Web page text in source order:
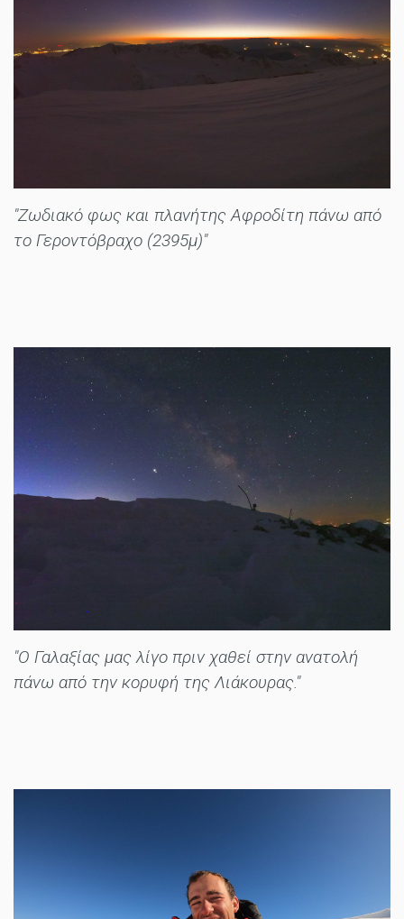
"Ζωδιακό φως και πλανήτης Αφροδίτη πάνω από
το Γεροντόβραχο (2395μ)"
"Ο Γαλαξίας μας λίγο πριν χαθεί στην ανατολή
πάνω από την κορυφή της Λιάκουρας."